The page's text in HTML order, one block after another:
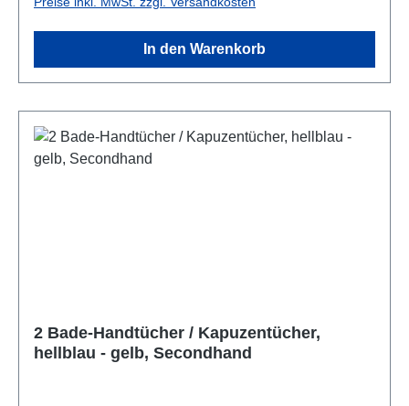
In den Warenkorb
2 Bade-Handtücher / Kapuzentücher,
hellblau - gelb, Secondhand